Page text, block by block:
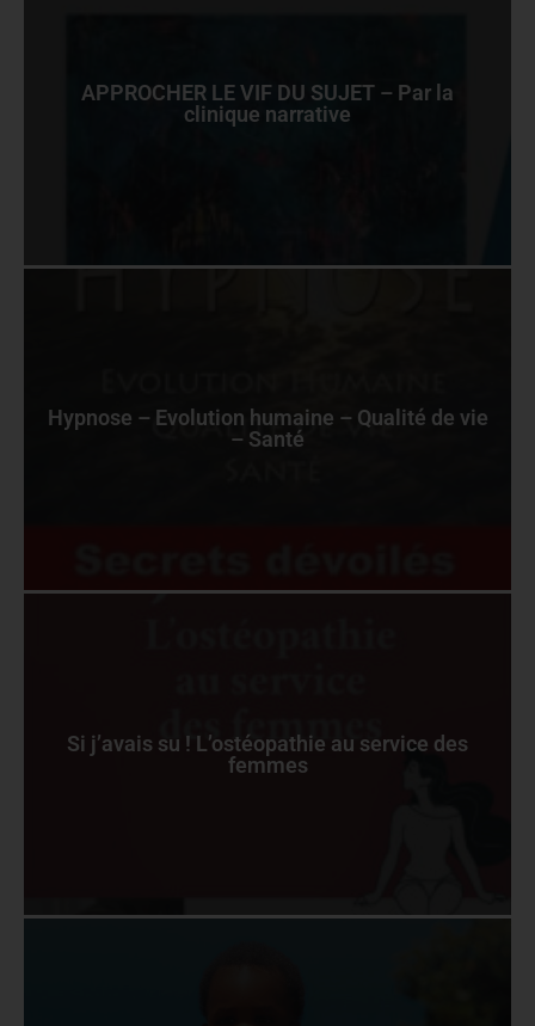
APPROCHER LE VIF DU SUJET – Par la
clinique narrative
Hypnose – Evolution humaine – Qualité de vie
– Santé
Si j’avais su ! L’ostéopathie au service des
femmes